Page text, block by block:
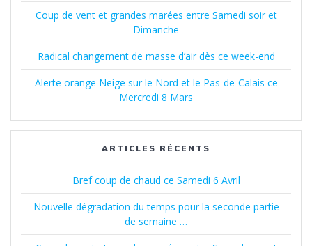
Coup de vent et grandes marées entre Samedi soir et
Dimanche
Radical changement de masse d’air dès ce week-end
Alerte orange Neige sur le Nord et le Pas-de-Calais ce
Mercredi 8 Mars
ARTICLES RÉCENTS
Bref coup de chaud ce Samedi 6 Avril
Nouvelle dégradation du temps pour la seconde partie
de semaine …